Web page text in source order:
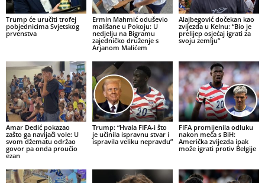
Trump će uručiti trofej
pobjednicima Svjetskog
prvenstva
Ermin Mahmić oduševio
mališane u Pokoju: U
nedjelju na Bigramu
zajedničko druženje s
Arjanom Malićem
Alajbegović dočekan kao
zvijezda u Kelnu: “Bio je
prelijep osjećaj igrati za
svoju zemlju”
Amar Dedić pokazao
zašto ga navijači vole: U
svom džematu održao
govor pa onda proučio
ezan
Trump: “Hvala FIFA-i što
je učinila ispravnu stvar i
ispravila veliku nepravdu”
FIFA promijenila odluku
nakon meča s BiH:
Američka zvijezda ipak
može igrati protiv Belgije